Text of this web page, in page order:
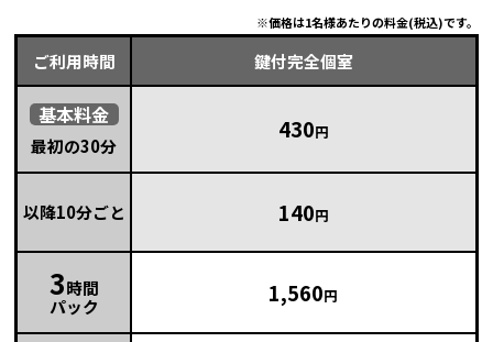
価格は1名様あたりの料金(税込)です。
ご利用時間 鍵付完全個室
基本料金
最初の30分
430円
以降10分ごと 140円
3時間
パック
1,560円